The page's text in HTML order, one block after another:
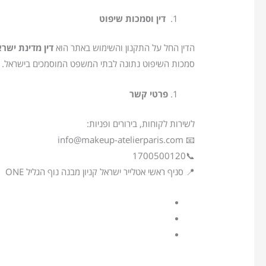
דין וסמכות שיפוט
הדין החל על התקנון והשימוש באתר הואדין מדינת
סמכות השיפוט נתונה לבתי המשפט המוסמכים בישראל.
פרטי קשר
לשירות לקוחות, בירורים ופניות:
📧 info@makeup-atelierparis.com
📞1700500120
📍 סניף ראשי אטלייר ישראל קניון מבנה נוף הגליל ONE קומה 1 בכתובת דרך החטיבות 1 נוף הגליל